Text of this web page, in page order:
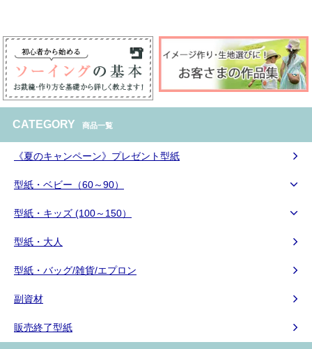
CATEGORY 商品一覧
《夏のキャンペーン》プレゼント型紙
型紙・ベビー（60～90）
型紙・キッズ (100～150）
型紙・大人
型紙・バッグ/雑貨/エプロン
副資材
販売終了型紙